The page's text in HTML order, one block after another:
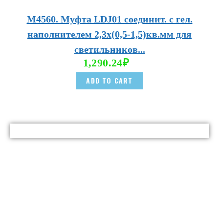
М4560. Муфта LDJ01 соединит. с гел.
наполнителем 2,3х(0,5-1,5)кв.мм для
светильников...
1,290.24₽
ADD TO CART